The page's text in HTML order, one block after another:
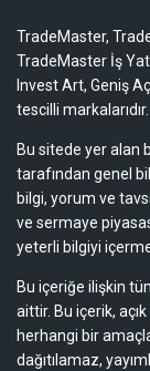
TradeMaster,
TradeMaster İş
Invest Art, Geniş
tescilli markalarıdır.
Bu sitede yer alan
tarafından genel
bilgi, yorum ve
ve sermaye
yeterli bilgiyi
Bu içeriğe ilişkin
aittir. Bu içerik,
herhangi bir
dağıtılamaz,